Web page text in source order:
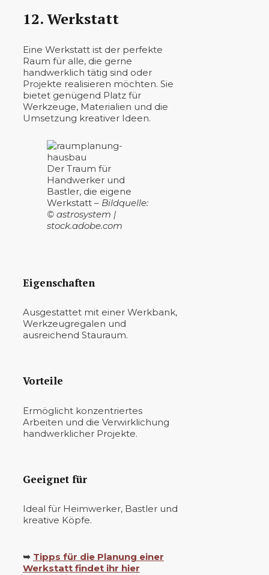
12. Werkstatt
Eine Werkstatt ist der perfekte
Raum für alle, die gerne
handwerklich tätig sind oder
Projekte realisieren möchten. Sie
bietet genügend Platz für
Werkzeuge, Materialien und die
Umsetzung kreativer Ideen.
Der Traum für
Handwerker und
Bastler, die eigene
Werkstatt – Bildquelle:
© astrosystem |
stock.adobe.com
Eigenschaften
Ausgestattet mit einer Werkbank,
Werkzeugregalen und
ausreichend Stauraum.
Vorteile
Ermöglicht konzentriertes
Arbeiten und die Verwirklichung
handwerklicher Projekte.
Geeignet für
Ideal für Heimwerker, Bastler und
kreative Köpfe.
➥ Tipps für die Planung einer
Werkstatt findet ihr hier